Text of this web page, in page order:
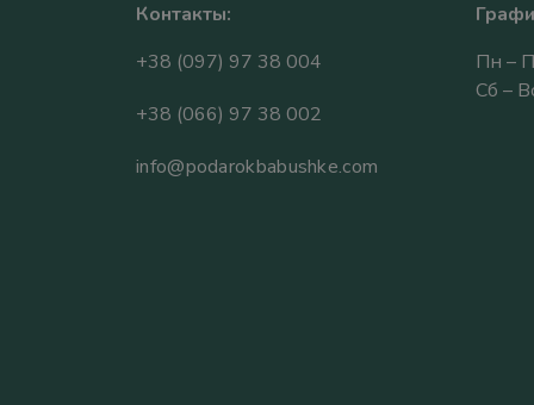
Контакты:
+38 (097) 97 38 004
+38 (066) 97 38 002
info@podarokbabushke.com
Пн –
Сб –